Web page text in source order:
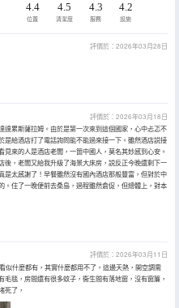
4.4
位置
4.5
清潔度
4.3
服務
4.2
設施
評價於：2026年03月28日
評價於：2026年03月18日
達累斯薩拉姆。由於是第一次來到這個國家，心中忐忑不
是給酒店打了電話詢問能不能過來接一下。雖然酒店説接
見來的人是酒店老闆，一箇中國人，莫名其妙感到心安。
後，老闆又給我升級了海景大床房，説反正今晚還剩下一
是太感謝了！早餐雖然沒有國內酒店那般豐富，但對於中
。住了一晚便前去桑島，過程雖然倉促，但總體上，對本
評價於：2026年03月11日
似什麼都有，其實什麼都用不了，這邊天熱，開空調需
毛毯，房間還有很多蚊子，衞生間有落地窗，沒有窗簾，
死了，